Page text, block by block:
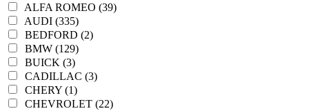
ALFA ROMEO (39)
AUDI (335)
BEDFORD (2)
BMW (129)
BUICK (3)
CADILLAC (3)
CHERY (1)
CHEVROLET (22)